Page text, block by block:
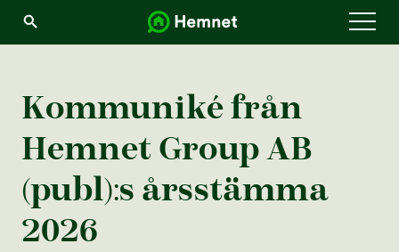
Kommuniké från
Hemnet Group AB
(publ):s årsstämma
2026